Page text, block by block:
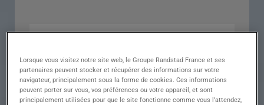
Lorsque vous visitez notre site web, le Groupe Randstad France et ses
partenaires peuvent stocker et récupérer des informations sur votre
navigateur, principalement sous la forme de cookies. Ces informations
peuvent porter sur vous, vos préférences ou votre appareil, et sont
principalement utilisées pour que le site fonctionne comme vous l’attendez,